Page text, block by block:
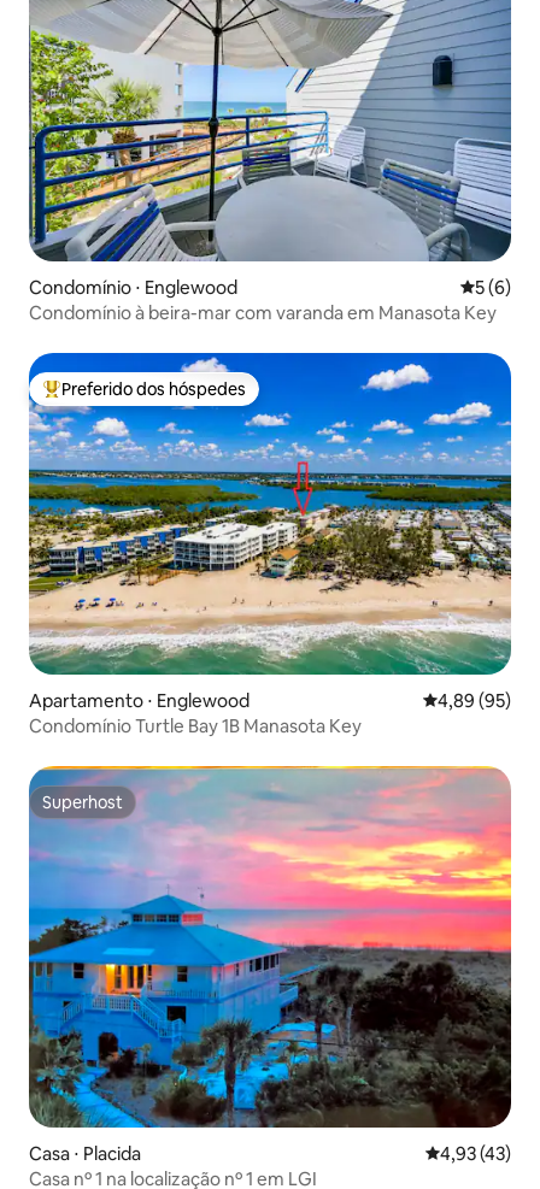
Condomínio ⋅ Englewood 5 de
5 (6)
Condomínio à beira-mar com varanda em Manasota Key
Entre os melhores preferidos dos hóspedes
Preferido dos hóspedes
Apartamento ⋅ Englewood 4,89 de uma
4,89 (95)
Condomínio Turtle Bay 1B Manasota Key
Superhost
Superhost
Casa ⋅ Placida 4,93 de uma
4,93 (43)
Casa nº 1 na localização nº 1 em LGI